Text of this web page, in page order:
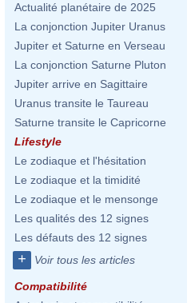
Actualité planétaire de 2025
La conjonction Jupiter Uranus
Jupiter et Saturne en Verseau
La conjonction Saturne Pluton
Jupiter arrive en Sagittaire
Uranus transite le Taureau
Saturne transite le Capricorne
Lifestyle
Le zodiaque et l'hésitation
Le zodiaque et la timidité
Le zodiaque et le mensonge
Les qualités des 12 signes
Les défauts des 12 signes
+ Voir tous les articles
Compatibilité